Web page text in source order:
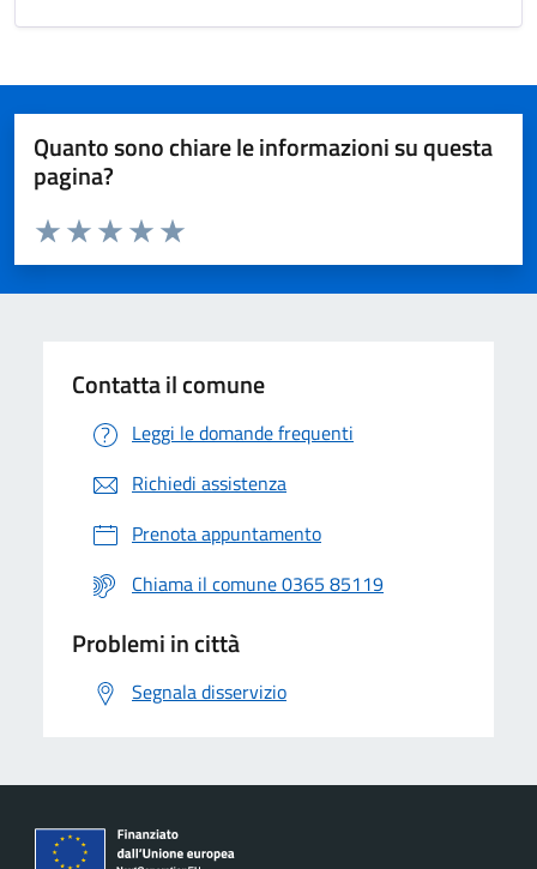
Quanto sono chiare le informazioni su questa
pagina?
Valuta da 1 a 5 stelle la pagina
Valuta 5 stelle su 5
Valuta 4 stelle su 5
Valuta 3 stelle su 5
Valuta 2 stelle su 5
Valuta 1 stelle su 5
Contatta il comune
Leggi le domande frequenti
Richiedi assistenza
Prenota appuntamento
Chiama il comune 0365 85119
Problemi in città
Segnala disservizio